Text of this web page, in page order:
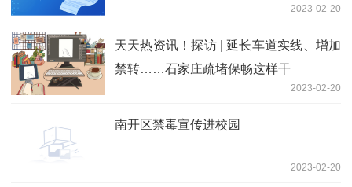
2023-02-20
天天热资讯！探访 | 延长车道实线、增加
禁转……石家庄疏堵保畅这样干
2023-02-20
南开区禁毒宣传进校园
2023-02-20